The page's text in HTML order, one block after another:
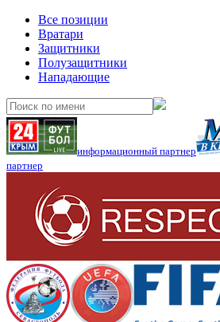
Все позиции
Вратари
Защитники
Полузащитники
Нападающие
информационный партнер
партнер